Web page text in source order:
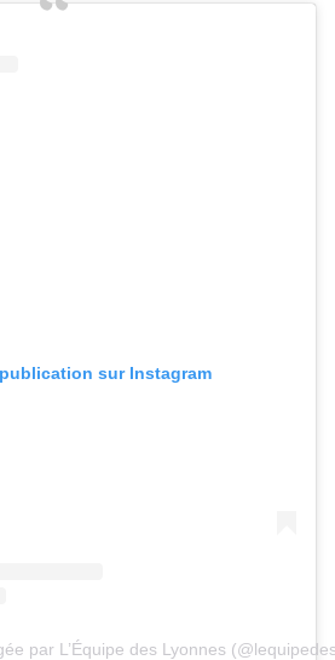
sur Instagram
par L’Équipe des Lyonnes